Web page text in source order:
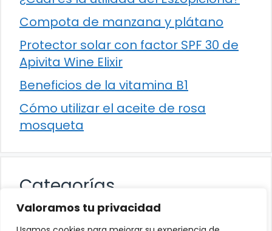
Valoramos tu privacidad
Compota de manzana y plátano
Protector solar con factor SPF 30 de
Apivita Wine Elixir
Beneficios de la vitamina B1
Cómo utilizar el aceite de rosa
mosqueta
Categorías
Alimentación